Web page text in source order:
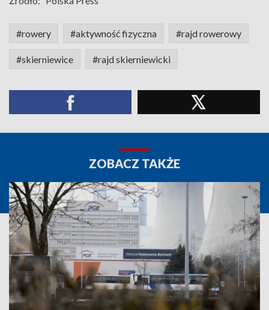
#rowery #aktywność fizyczna #rajd rowerowy
#skierniewice #rajd skierniewicki
ZOBACZ TAKŻE